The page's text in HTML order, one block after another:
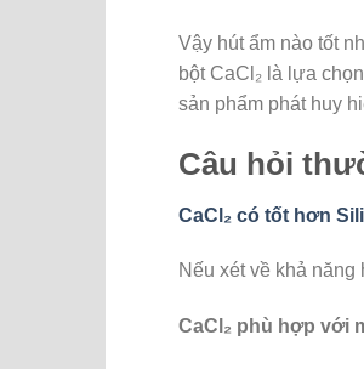
Vậy hút ẩm nào tốt
bột CaCl₂ là lựa
sản phẩm phát huy
Câu hỏi
CaCl₂ có tốt hơn
Nếu xét về khả
CaCl₂ phù hợp với